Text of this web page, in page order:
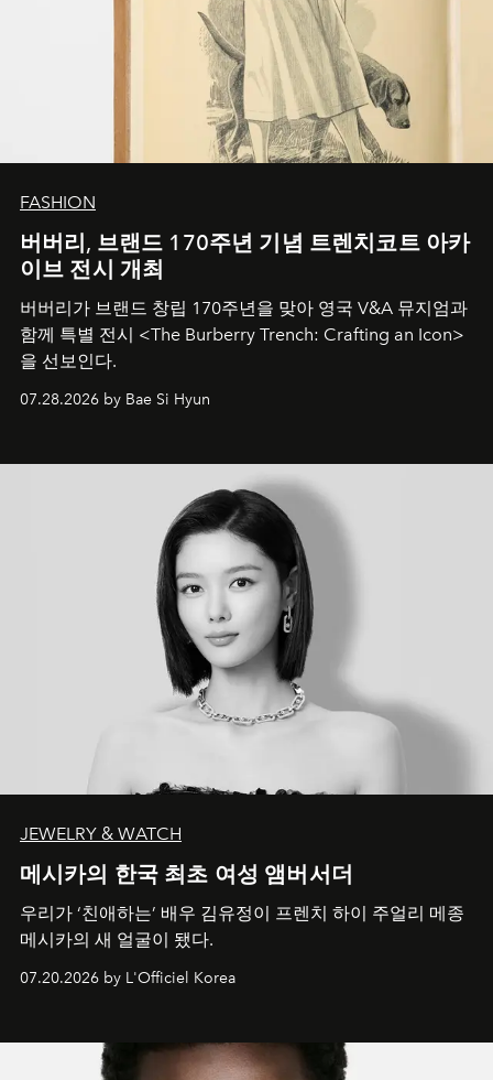
FASHION
버버리, 브랜드 170주년 기념 트렌치코트 아카
이브 전시 개최
버버리가 브랜드 창립 170주년을 맞아 영국 V&A 뮤지엄과
함께 특별 전시 <The Burberry Trench: Crafting an Icon>
을 선보인다.
07.28.2026 by Bae Si Hyun
JEWELRY & WATCH
메시카의 한국 최초 여성 앰버서더
우리가 ‘친애하는’ 배우 김유정이 프렌치 하이 주얼리 메종
메시카의 새 얼굴이 됐다.
07.20.2026 by L'Officiel Korea